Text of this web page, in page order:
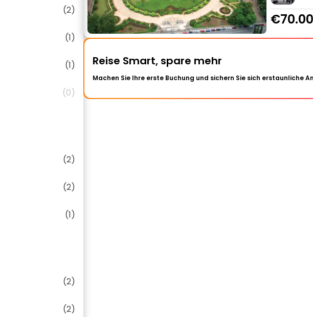
(2)
(1)
(1)
(0)
(2)
(2)
(1)
(2)
(2)
€70.00
Reise Smart, spare mehr
Machen Sie Ihre erste Buchung und sichern Sie sich erstaunliche